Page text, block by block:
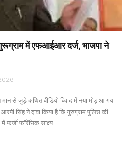
में एफआईआर दर्ज, भाजपा ने
से जुड़े कथित वीडियो विवाद में नया मोड़ आ गया
सिंह ने दावा किया है कि गुरुग्राम पुलिस की
फर्जी फॉरेंसिक साक्ष्य…